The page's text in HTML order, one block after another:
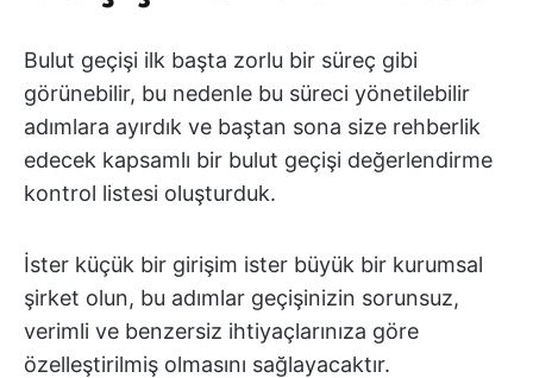
Bulut geçişi ilk başta zorlu bir süreç gibi
görünebilir, bu nedenle bu süreci yönetilebilir
adımlara ayırdık ve baştan sona size rehberlik
edecek kapsamlı bir bulut geçişi değerlendirme
kontrol listesi oluşturduk.
İster küçük bir girişim ister büyük bir kurumsal
şirket olun, bu adımlar geçişinizin sorunsuz,
verimli ve benzersiz ihtiyaçlarınıza göre
özelleştirilmiş olmasını sağlayacaktır.